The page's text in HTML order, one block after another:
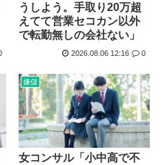
収したUSスチール驚異の大復...
権してしまう w w w...
たみたいだ…！」日本の江戸時...
用した偽サイトに注意してくだ...
てくれ
声も「人格の象徴」明記、法...
うしよう。手取り20万超
えてて営業セコカン以外
で転勤無しの会社ない」
2026.08.06 12:16 0
嫌儲
女コンサル「小中高で不